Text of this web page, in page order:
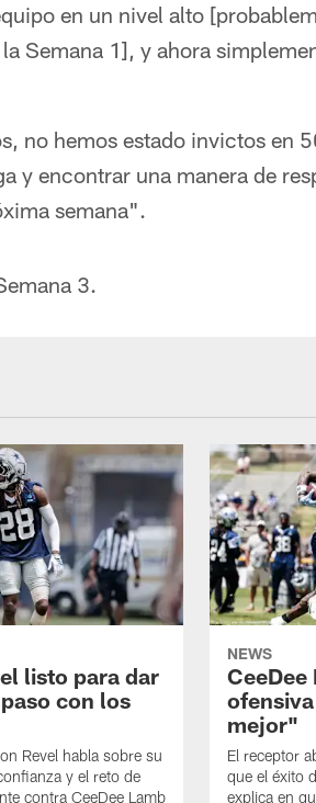
en un nivel alto
Semana 1], y ahora
no hemos estado invictos en
y encontrar una manera de
semana".
3.
listo para dar
con los
Revel habla sobre su
y el reto de
contra CeeDee Lamb
NEWS
mejor"
El receptor
que el éxito
explica en